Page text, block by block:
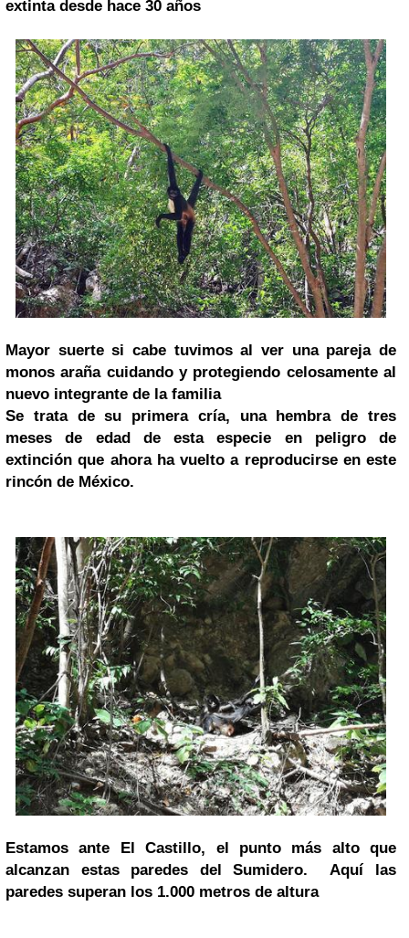
extinta desde hace 30 años
Mayor suerte si cabe tuvimos al ver una pareja de
monos araña cuidando y protegiendo celosamente al
nuevo integrante de la familia
Se trata de su primera cría, una hembra de tres
meses de edad de esta especie en peligro de
extinción que ahora ha vuelto a reproducirse en este
rincón de México.
Estamos ante El Castillo, el punto más alto que
alcanzan estas paredes del Sumidero. Aquí las
paredes superan los 1.000 metros de altura